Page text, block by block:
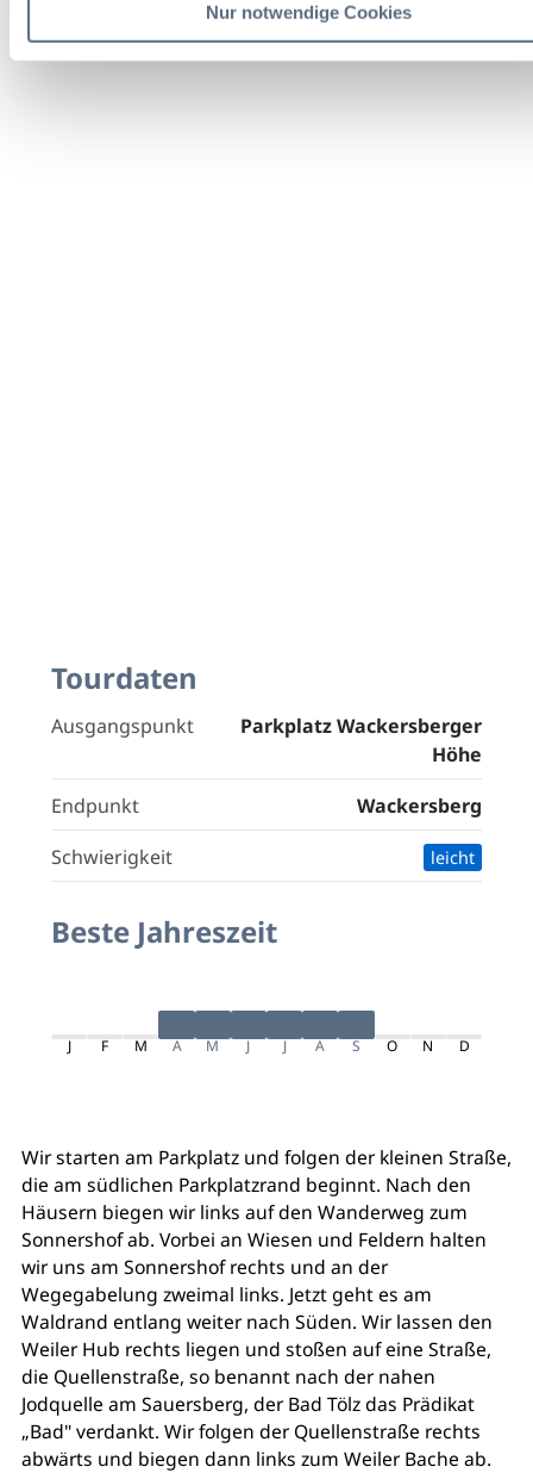
Nur notwendige Cookies
Tourdaten
Ausgangspunkt
Parkplatz Wackersberger
Höhe
Endpunkt
Wackersberg
Schwierigkeit
leicht
Beste Jahreszeit
J F M A M J J A S O N D
Wir starten am Parkplatz und folgen der kleinen Straße,
die am südlichen Parkplatzrand beginnt. Nach den
Häusern biegen wir links auf den Wanderweg zum
Sonnershof ab. Vorbei an Wiesen und Feldern halten
wir uns am Sonnershof rechts und an der
Wegegabelung zweimal links. Jetzt geht es am
Waldrand entlang weiter nach Süden. Wir lassen den
Weiler Hub rechts liegen und stoßen auf eine Straße,
die Quellenstraße, so benannt nach der nahen
Jodquelle am Sauersberg, der Bad Tölz das Prädikat
„Bad" verdankt. Wir folgen der Quellenstraße rechts
abwärts und biegen dann links zum Weiler Bache ab.